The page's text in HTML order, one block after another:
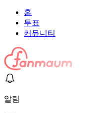
홈
투표
커뮤니티
알림